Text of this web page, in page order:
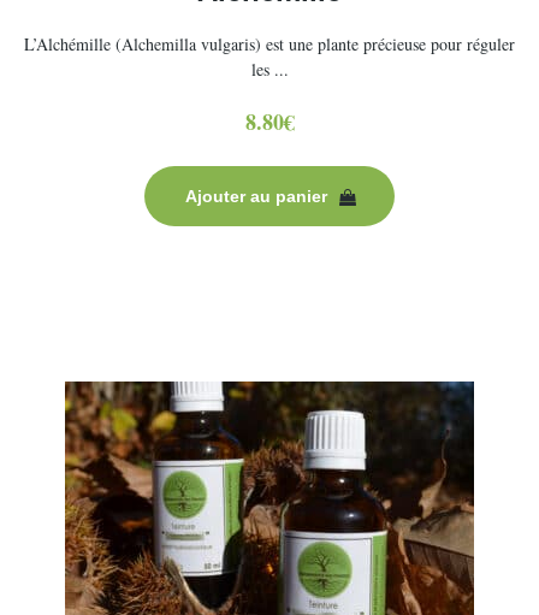
L’Alchémille (Alchemilla vulgaris) est une plante précieuse pour réguler
les ...
8.80€
Ajouter au panier